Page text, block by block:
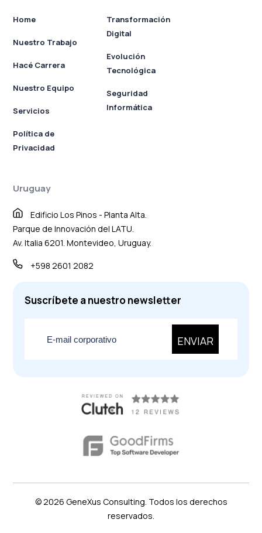
Home
Nuestro Trabajo
Hacé Carrera
Nuestro Equipo
Servicios
Política de
Privacidad
Transformación
Digital
Evolución
Tecnológica
Seguridad
Informática
Uruguay
Edificio Los Pinos - Planta Alta.
Parque de Innovación del LATU.
Av. Italia 6201. Montevideo, Uruguay.
+598 2601 2082
Suscríbete a nuestro newsletter
ENVIAR
© 2026 GeneXus Consulting. Todos los derechos
reservados.